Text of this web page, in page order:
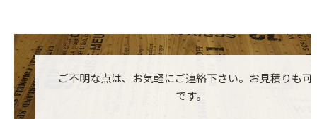
ご不明な点は、お気軽にご連絡下さい。お見積りも可
です。